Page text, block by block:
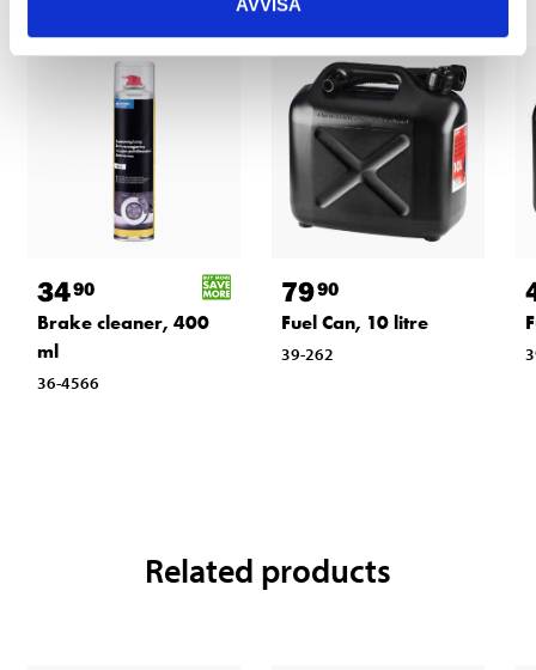
3490
Brake cleaner, 400
ml
36-4566
7990
Fuel Can, 10 litre
39-262
Related products